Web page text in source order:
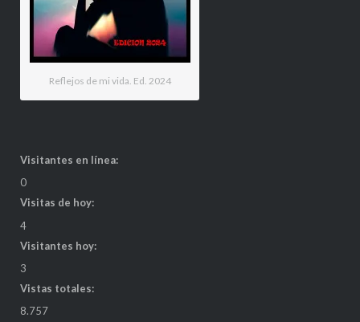
Reflejos de mi vida. Ed. 2024
Visitantes en línea:
0
Visitas de hoy:
4
Visitantes hoy:
3
Vistas totales:
8.757